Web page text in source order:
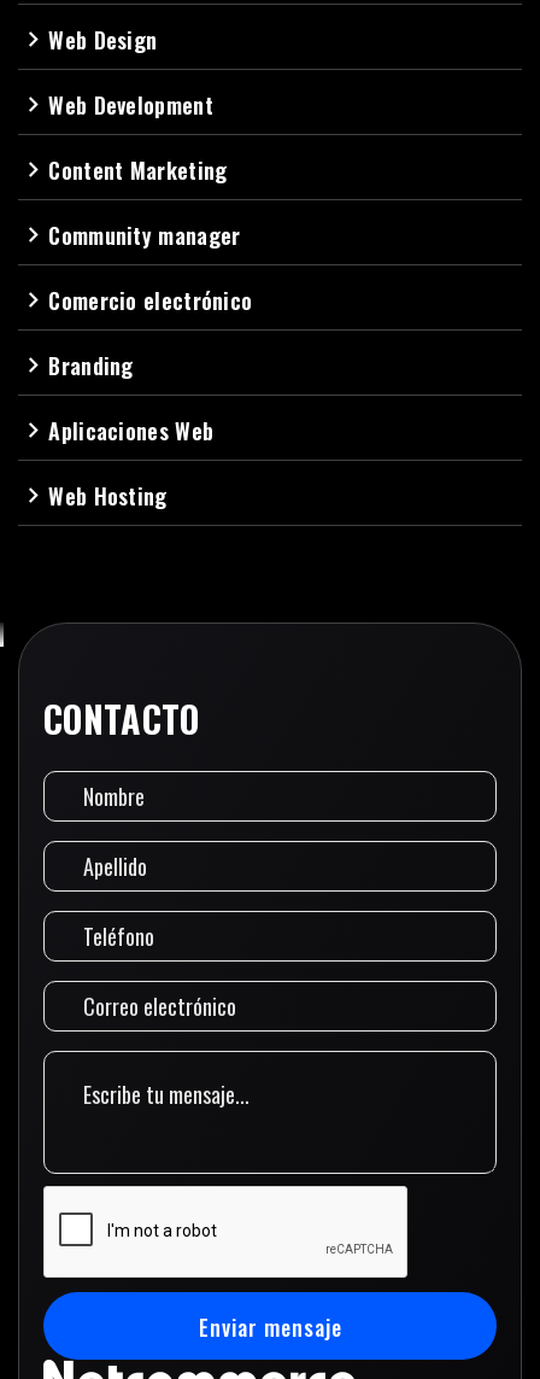
navigate_nextWeb Design
navigate_nextWeb Development
navigate_next Content Marketing
navigate_next Community manager
navigate_next Comercio electrónico
navigate_next Branding
navigate_nextAplicaciones Web
navigate_nextWeb Hosting
CONTACTO
Enviar mensaje
Enviar mensaje